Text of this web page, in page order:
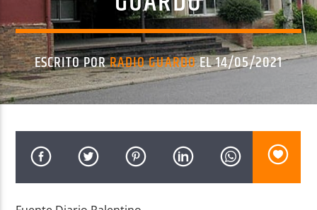
Radio AMGu
ESCRITO PORRADIO GUARDOEL 14/05/2021